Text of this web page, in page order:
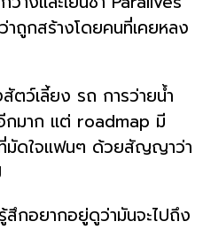
ถูกสร้างโดยคนที่เคยหลง
ตว์เลี้ยง รถ การว่ายน้ำ
กมาก แต่ roadmap มี
มัดใจแฟนๆ ด้วยสัญญาว่า
กอยากอยู่ดูว่ามันจะไปถึง